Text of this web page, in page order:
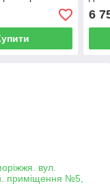
HT
6
вул.
приміщення №5,